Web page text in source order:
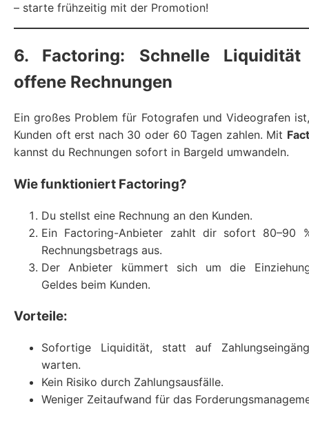
– starte frühzeitig mit der Promotion!
6. Factoring: Schnelle
offene Rechnungen
Ein großes Problem für Fotografen und Videografen
Kunden oft erst nach 30 oder 60 Tagen zahlen. Mit
kannst du Rechnungen sofort in Bargeld umwandeln.
Wie funktioniert Factoring?
Du stellst eine Rechnung an den Kunden.
Ein Factoring-Anbieter zahlt dir sofort 80–90
Rechnungsbetrags aus.
Der Anbieter kümmert sich um die
Geldes beim Kunden.
Vorteile:
Sofortige Liquidität, statt auf
warten.
Kein Risiko durch Zahlungsausfälle.
Weniger Zeitaufwand für das